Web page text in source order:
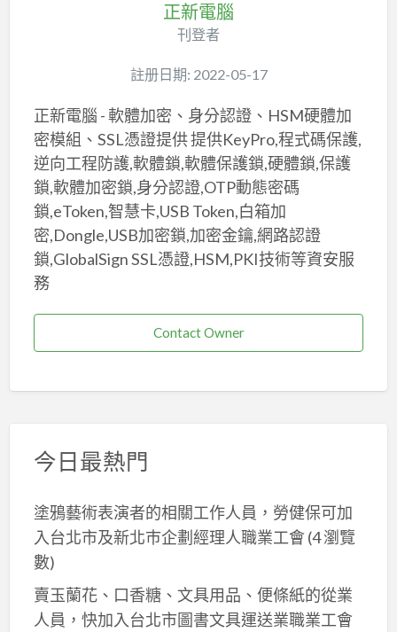
正新電腦
刊登者
註册日期: 2022-05-17
正新電腦 - 軟體加密、身分認證、HSM硬體加
密模組、SSL憑證提供 提供KeyPro,程式碼保護,
逆向工程防護,軟體鎖,軟體保護鎖,硬體鎖,保護
鎖,軟體加密鎖,身分認證,OTP動態密碼
鎖,eToken,智慧卡,USB Token,白箱加
密,Dongle,USB加密鎖,加密金鑰,網路認證
鎖,GlobalSign SSL憑證,HSM,PKI技術等資安服
務
Contact Owner
今日最熱門
塗鴉藝術表演者的相關工作人員，勞健保可加
入台北市及新北巿企劃經理人職業工會 (4 瀏覽
數)
賣玉蘭花、口香糖、文具用品、便條紙的從業
人員，快加入台北市圖書文具運送業職業工會